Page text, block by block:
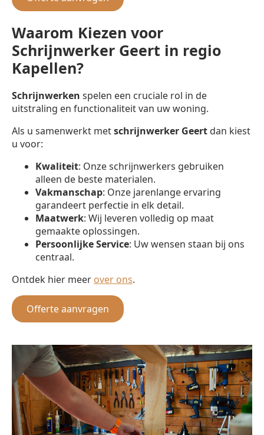
Waarom Kiezen voor
Schrijnwerker Geert in regio
Kapellen?
Schrijnwerken spelen een cruciale rol in de
uitstraling en functionaliteit van uw woning.
Als u samenwerkt metschrijnwerker Geert dan kiest
u voor:
Kwaliteit: Onze schrijnwerkers gebruiken
alleen de beste materialen.
Vakmanschap: Onze jarenlange ervaring
garandeert perfectie in elk detail.
Maatwerk: Wij leveren volledig op maat
gemaakte oplossingen.
Persoonlijke Service: Uw wensen staan bij ons
centraal.
Ontdek hier meer over ons.
Offerte aanvragen